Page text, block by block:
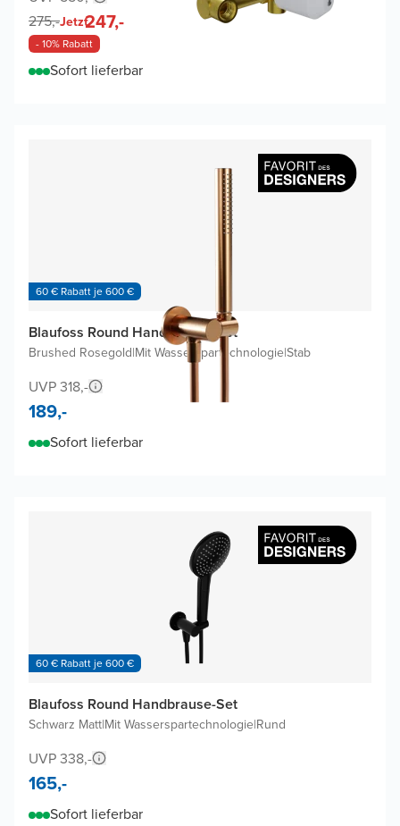
275,-Jetzt247,-
- 10% Rabatt
Sofort lieferbar
60 € Rabatt je 600 €
Blaufoss Round Handbrause-Set
Brushed Rosegold|Mit Wasserspartechnologie|Stab
UVP 318,-
189,-
Sofort lieferbar
60 € Rabatt je 600 €
Blaufoss Round Handbrause-Set
Schwarz Matt|Mit Wasserspartechnologie|Rund
UVP 338,-
165,-
Sofort lieferbar